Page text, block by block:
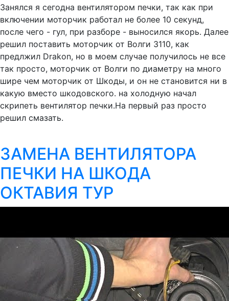
Занялся я сегодна вентилятором печки, так как при
включении моторчик работал не более 10 секунд,
после чего - гул, при разборе - выносился якорь. Далее
решил поставить моторчик от Волги 3110, как
предлжил Drakon, но в моем случае получилось не все
так просто, моторчик от Волги по диаметру на много
шире чем моторчик от Шкоды, и он не становится ни в
какую вместо шкодовского. на холодную начал
скрипеть вентилятор печки.На первый раз просто
решил смазать.
ЗАМЕНА ВЕНТИЛЯТОРА
ПЕЧКИ НА ШКОДА
ОКТАВИЯ ТУР